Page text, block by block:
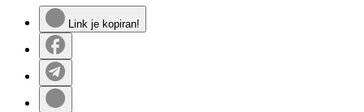
Link je kopiran!